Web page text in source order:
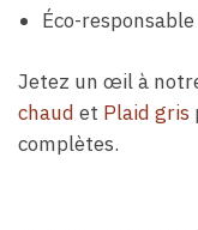
Éco-
Jetez un œil à
chaud et Plaid gris
complètes.